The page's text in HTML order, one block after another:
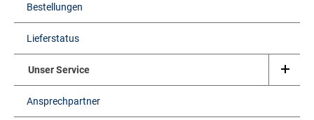
Bestellungen
Lieferstatus
Unser Service
Ansprechpartner